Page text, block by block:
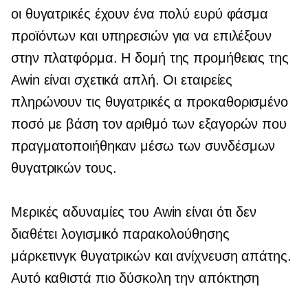
οι θυγατρικές έχουν ένα πολύ ευρύ φάσμα
προϊόντων και υπηρεσιών για να επιλέξουν
στην πλατφόρμα. Η δομή της προμήθειας της
Awin είναι σχετικά απλή. Οι εταιρείες
πληρώνουν τις θυγατρικές απροκαθορισμένο
ποσό με βάση τον αριθμό των εξαγορών που
πραγματοποιήθηκαν μέσω των συνδέσμων
θυγατρικών τους.
Μερικές αδυναμίες του Awin είναι ότι δεν
διαθέτει λογισμικό παρακολούθησης
μάρκετινγκ θυγατρικών και ανίχνευση απάτης.
Αυτό καθιστά πιο δύσκολη την απόκτηση